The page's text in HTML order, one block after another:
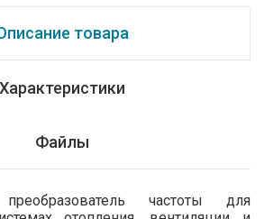
товара
Характеристики
Файлы
частоты для